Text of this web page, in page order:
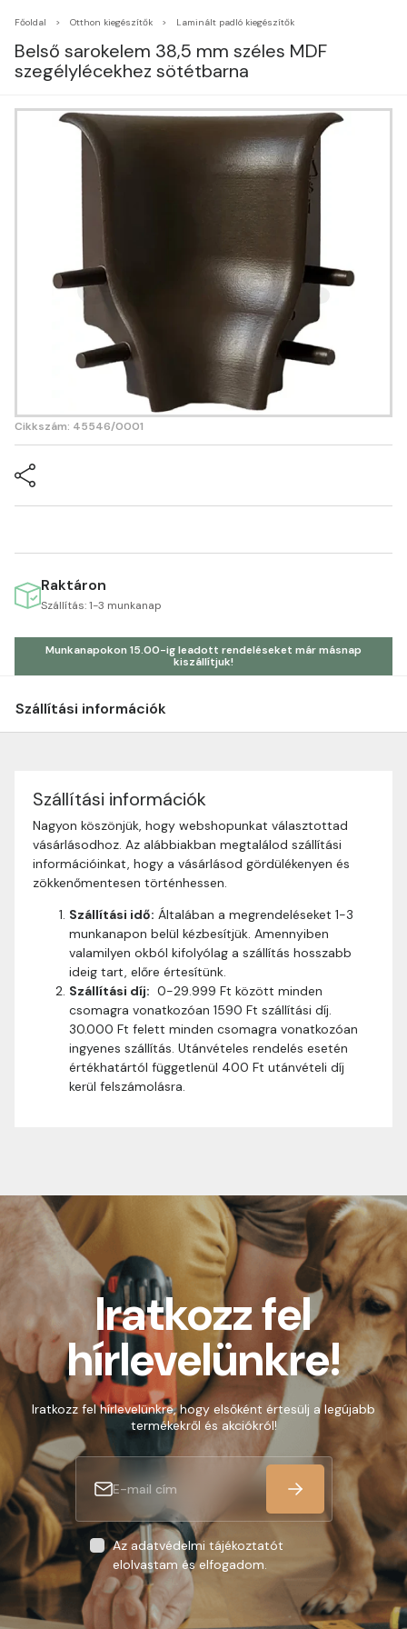
Főoldal Otthon kiegészítők Laminált padló kiegészítők
Belső sarokelem 38,5 mm széles MDF
szegélylécekhez sötétbarna
Cikkszám: 45546/0001
Raktáron
Szállítás: 1-3 munkanap
Munkanapokon 15.00-ig leadott rendeléseket már másnap
kiszállítjuk!
Szállítási információk
Szállítási információk
Nagyon köszönjük, hogy webshopunkat választottad
vásárlásodhoz. Az alábbiakban megtalálod szállítási
információinkat, hogy a vásárlásod gördülékenyen és
zökkenőmentesen történhessen.
Szállítási idő: Általában a megrendeléseket 1-3
munkanapon belül kézbesítjük. Amennyiben
valamilyen okból kifolyólag a szállítás hosszabb
ideig tart, előre értesítünk.
Szállítási díj: 0-29.999 Ft között minden
csomagra vonatkozóan 1590 Ft szállítási díj.
30.000 Ft felett minden csomagra vonatkozóan
ingyenes szállítás. Utánvételes rendelés esetén
értékhatártól függetlenül 400 Ft utánvételi díj
kerül felszámolásra.
Iratkozz fel
hírlevelünkre!
Iratkozz fel hírlevelünkre, hogy elsőként értesülj a legújabb
termékekről és akciókról!
Az adatvédelmi tájékoztatót
elolvastam és elfogadom.